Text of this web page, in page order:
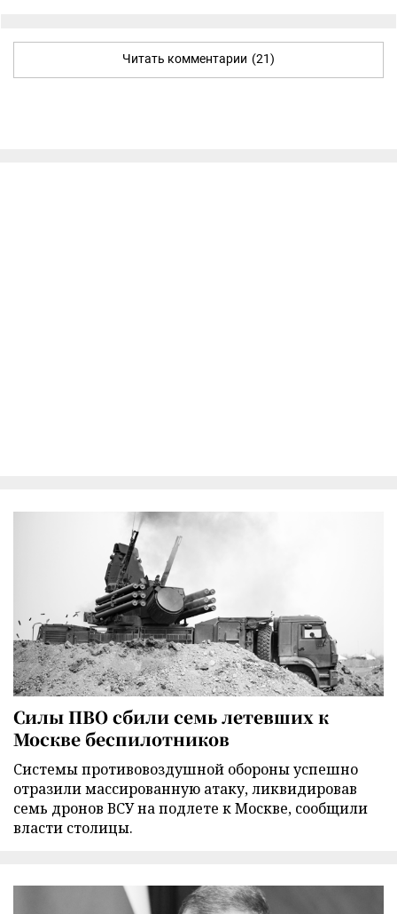
Читать комментарии (21)
Силы ПВО сбили семь летевших к
Москве беспилотников
Cистемы противовоздушной обороны успешно
отразили массированную атаку, ликвидировав
семь дронов ВСУ на подлете к Москве, сообщили
власти столицы.